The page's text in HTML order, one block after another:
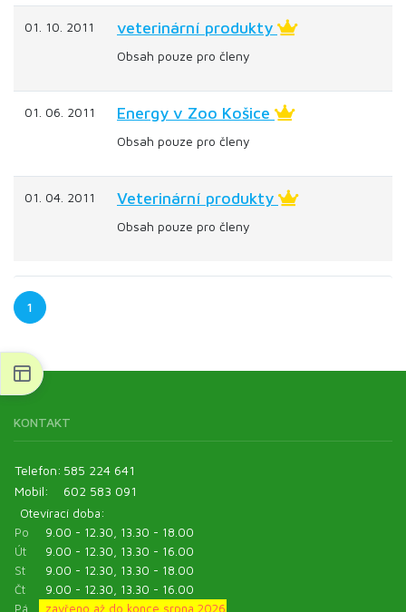
01. 10. 2011 veterinární produkty
Obsah pouze pro členy
01. 06. 2011 Energy v Zoo Košice
Obsah pouze pro členy
01. 04. 2011 Veterinární produkty
Obsah pouze pro členy
1
KONTAKT
Telefon: 585 224 641
Mobil:
602 583 091
Otevírací doba:
Po
9.00 - 12.30, 13.30 - 18.00
Út
9.00 - 12.30, 13.30 - 16.00
St
9.00 - 12.30, 13.30 - 18.00
Čt
9.00 - 12.30, 13.30 - 16.00
Pá
zavřeno až do konce srpna 2026